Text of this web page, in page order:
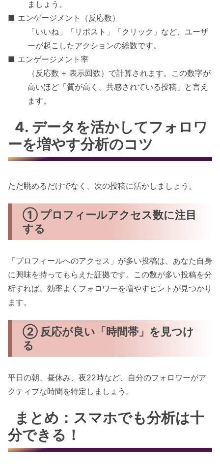
ましょう。
■ エンゲージメント（反応数）
「いいね」「リポスト」「クリック」など、ユーザ
ーが起こしたアクションの総数です。
■ エンゲージメント率
（反応数 ÷ 表示回数）で計算されます。この数字が
高いほど「質が高く、共感されている投稿」と言え
ます。
4. データを活かしてフォロワ
ーを増やす分析のコツ
ただ眺めるだけでなく、次の投稿に活かしましょう。
① プロフィールアクセス数に注目
する
「プロフィールへのアクセス」が多い投稿は、あなた自身
に興味を持ってもらえた証拠です。この数が多い投稿を分
析すれば、効率よくフォロワーを増やすヒントが見つかり
ます。
② 反応が良い「時間帯」を見つけ
る
平日の朝、昼休み、夜22時など、自分のフォロワーがア
クティブな時間を特定しましょう。
まとめ：スマホでも分析は十
分できる！